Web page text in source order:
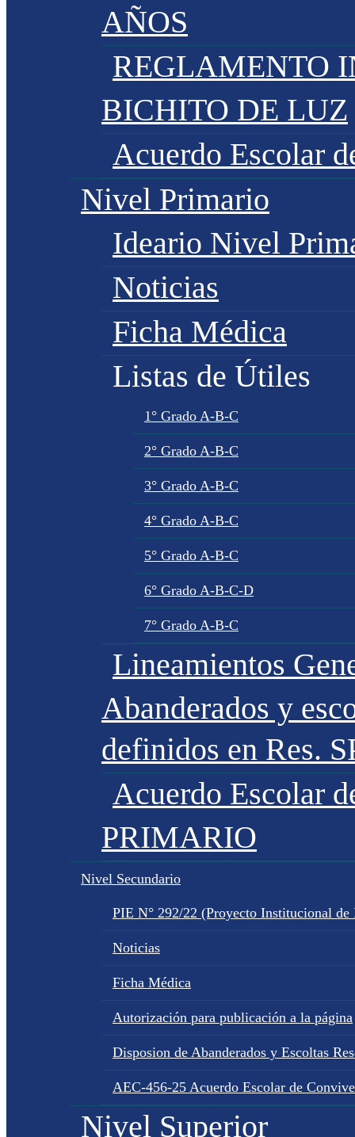
AÑOS
REGLAMENTO
BICHITO DE LUZ
Acuerdo Escolar
Nivel Primario
Ideario Nivel
Noticias
Ficha Médica
Listas de Útiles
1° Grado A-B-C
2° Grado A-B-C
3° Grado A-B-C
4° Grado A-B-C
5° Grado A-B-C
6° Grado A-B-C-D
7° Grado A-B-C
Lineamientos
Abanderados y
definidos en Res.
Acuerdo Escolar
PRIMARIO
Nivel Secundario
PIE N° 292/22 (Proyecto Institucional de
Noticias
Ficha Médica
Autorización para publicación a la página
Disposion de Abanderados y Escoltas
AEC-456-25 Acuerdo Escolar de
Nivel Superior